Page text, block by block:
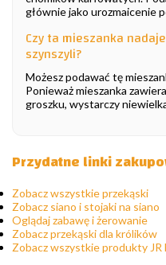
głównie jako urozmaicenie
Czy ta mieszanka
szynszyli?
Możesz podawać tę
Ponieważ mieszanka
groszku, wystarczy
Przydatne linki
Zobacz wszystkie przekąski
Zobacz siano i stojaki na siano
Oglądaj zabawę i żerowanie
Zobacz przekąski dla królików
Zobacz wszystkie produkty JR